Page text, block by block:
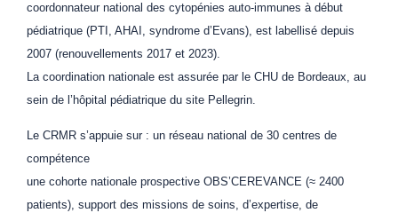
coordonnateur national des cytopénies auto-immunes à début
pédiatrique (PTI, AHAI, syndrome d’Evans), est labellisé depuis
2007 (renouvellements 2017 et 2023).
La coordination nationale est assurée par le CHU de Bordeaux, au
sein de l’hôpital pédiatrique du site Pellegrin.
Le CRMR s’appuie sur : un réseau national de 30 centres de
compétence
une cohorte nationale prospective OBS’CEREVANCE (≈ 2400
patients), support des missions de soins, d’expertise, de